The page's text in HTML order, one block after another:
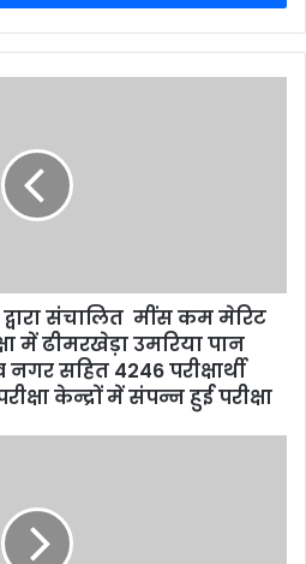
संचालित मींस कम मेरिट
में ढीमरखेड़ा उमरिया पान
नगर सहित 4246 परीक्षार्थी
केन्द्रों में संपन्न हुई परीक्षा